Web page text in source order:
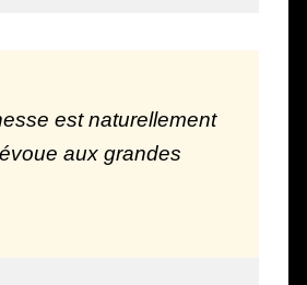
est naturellement
aux grandes